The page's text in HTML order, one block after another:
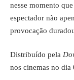
nesse momento
espectador não
provocação
Distribuído pela
nos cinemas no dia